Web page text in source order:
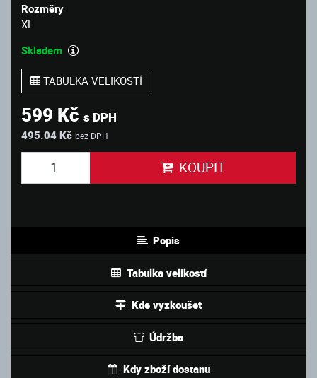
Rozměry
XL
Skladem
TABULKA VELIKOSTÍ
599 Kč s DPH
495.04 Kč bez DPH
KOUPIT
Popis
Tabulka velikostí
Kde vyzkoušet
Údržba
Kdy zboží dostanu